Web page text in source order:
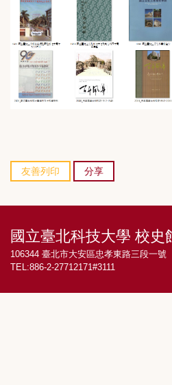
友善列印 分享
國立臺北科技大學 校史
106344 臺北市大安區忠孝東路三段一號
TEL:886-2-27712171#3111